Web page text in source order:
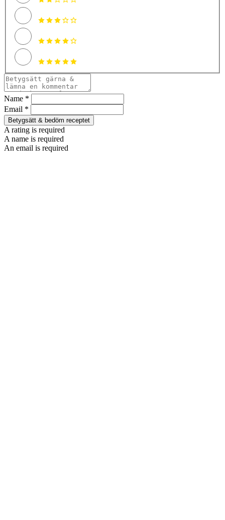
Name *
Email *
Betygsätt & bedöm receptet
A rating is required
A name is required
An email is required